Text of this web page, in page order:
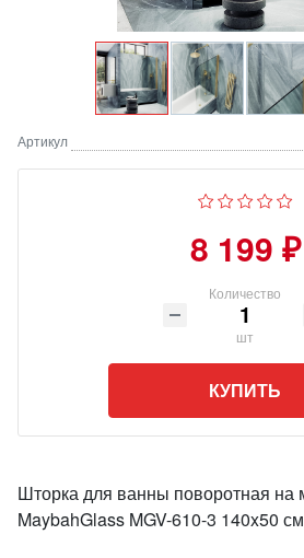
Артикул
8 199 ₽
Количество
шт
КУПИТЬ
Шторка для ванны поворотная на
MaybahGlass MGV-610-3 140x50